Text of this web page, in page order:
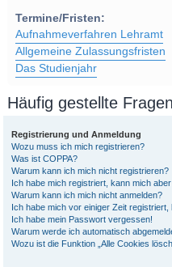
Termine/Fristen:
Aufnahmeverfahren Lehramt
Allgemeine Zulassungsfristen
Das Studienjahr
Häufig gestellte Fragen
Registrierung und Anmeldung
Wozu muss ich mich registrieren?
Was ist COPPA?
Warum kann ich mich nicht registrieren?
Ich habe mich registriert, kann mich
Warum kann ich mich nicht anmelden?
Ich habe mich vor einiger Zeit
Ich habe mein Passwort vergessen!
Warum werde ich automatisch
Wozu ist die Funktion „Alle Cookies